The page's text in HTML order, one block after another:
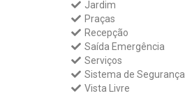
Jardim
Praças
Recepção
Saída Emergência
Serviços
Sistema de Segurança
Vista Livre